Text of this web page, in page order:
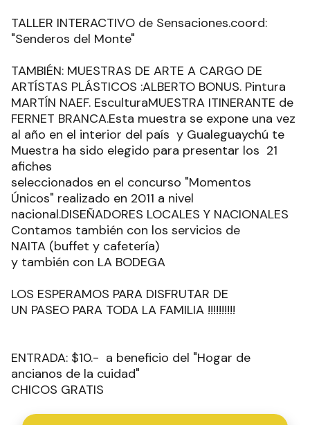
TALLER INTERACTIVO de Sensaciones.coord:
"Senderos del Monte"
TAMBIÉN: MUESTRAS DE ARTE A CARGO DE
ARTÍSTAS PLÁSTICOS :ALBERTO BONUS. Pintura
MARTÍN NAEF. EsculturaMUESTRA ITINERANTE de
FERNET BRANCA.Esta muestra se expone una vez
al año en el interior del país y Gualeguaychú te
Muestra ha sido elegido para presentar los 21
afiches
seleccionados en el concurso "Momentos
Únicos" realizado en 2011 a nivel
nacional.DISEÑADORES LOCALES Y NACIONALES
Contamos también con los servicios de
NAITA (buffet y cafetería)
y también con LA BODEGA
LOS ESPERAMOS PARA DISFRUTAR DE
UN PASEO PARA TODA LA FAMILIA !!!!!!!!!!
ENTRADA: $10.- a beneficio del "Hogar de
ancianos de la cuidad"
CHICOS GRATIS